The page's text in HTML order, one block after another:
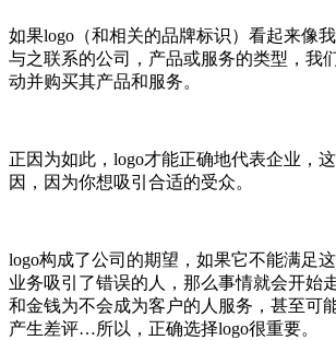
如果logo（和相关的品牌标识）看起来像
与之联系的公司，产品或服务的类型，我
动并购买其产品和服务。
正因为如此，logo才能正确地代表企业，
因，因为你想吸引合适的受众。
logo构成了公司的期望，如果它不能满足
业务吸引了错误的人，那么事情就会开始
和金钱为不会成为客户的人服务，甚至可
产生差评…所以，正确选择logo很重要。